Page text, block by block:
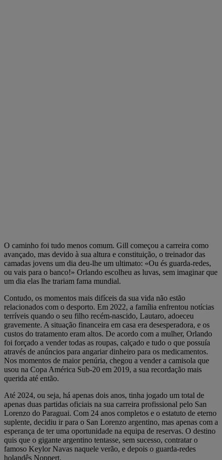
O caminho foi tudo menos comum. Gill começou a carreira como
avançado, mas devido à sua altura e constituição, o treinador das
camadas jovens um dia deu-lhe um ultimato: «Ou és guarda-redes,
ou vais para o banco!» Orlando escolheu as luvas, sem imaginar que
um dia elas lhe trariam fama mundial.
Contudo, os momentos mais difíceis da sua vida não estão
relacionados com o desporto. Em 2022, a família enfrentou notícias
terríveis quando o seu filho recém-nascido, Lautaro, adoeceu
gravemente. A situação financeira em casa era desesperadora, e os
custos do tratamento eram altos. De acordo com a mulher, Orlando
foi forçado a vender todas as roupas, calçado e tudo o que possuía
através de anúncios para angariar dinheiro para os medicamentos.
Nos momentos de maior penúria, chegou a vender a camisola que
usou na Copa América Sub-20 em 2019, a sua recordação mais
querida até então.
Até 2024, ou seja, há apenas dois anos, tinha jogado um total de
apenas duas partidas oficiais na sua carreira profissional pelo San
Lorenzo do Paraguai. Com 24 anos completos e o estatuto de eterno
suplente, decidiu ir para o San Lorenzo argentino, mas apenas com a
esperança de ter uma oportunidade na equipa de reservas. O destino
quis que o gigante argentino tentasse, sem sucesso, contratar o
famoso Keylor Navas naquele verão, e depois o guarda-redes
holandês Noppert.